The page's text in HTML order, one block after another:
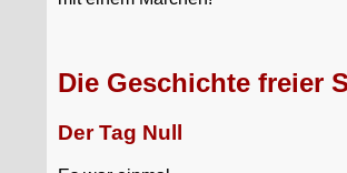
Die Geschichte freier
Der Tag Null